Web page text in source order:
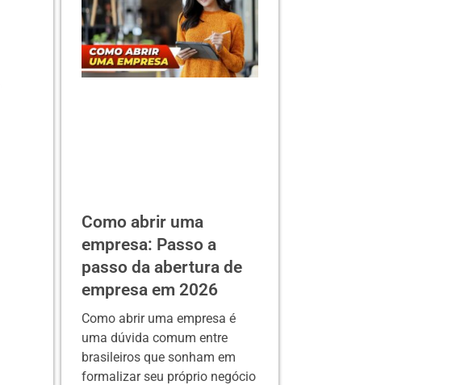
Como abrir uma
empresa: Passo a
passo da abertura de
empresa em 2026
Como abrir uma empresa é
uma dúvida comum entre
brasileiros que sonham em
formalizar seu próprio negócio